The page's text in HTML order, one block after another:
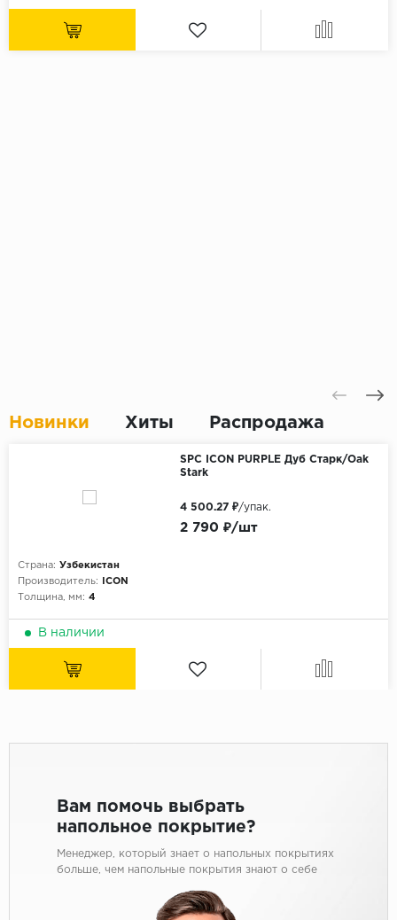
Новинки Хиты Распродажа
SPC ICON PURPLE Дуб Старк/Oak
Stark
Страна: Узбекистан
Производитель:
ICON
Толщина, мм: 4
2 790 ₽/шт
4 500.27 ₽/упак.
В наличии
Вам помочь выбрать
напольное покрытие?
Менеджер, который знает о напольных покрытиях
больше, чем напольные покрытия знают о себе